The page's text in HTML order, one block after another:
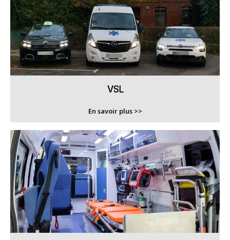
VSL
En savoir plus >>